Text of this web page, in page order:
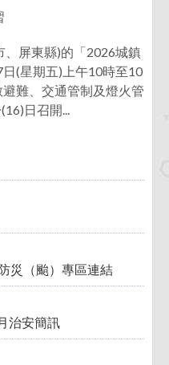
、屏東縣)的「2026城鎮
(星期五)上午10時至10
難、交通管制及燈火管
日召開...
災（颱）專區連結
治安簡訊